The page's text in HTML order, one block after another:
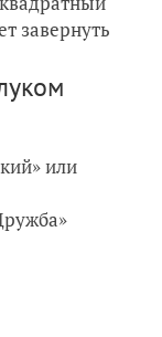
завернуть
или